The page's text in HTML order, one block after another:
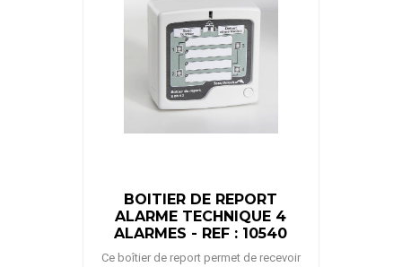
BOITIER DE REPORT
ALARME TECHNIQUE 4
ALARMES - REF : 10540
Ce boîtier de report permet de recevoir